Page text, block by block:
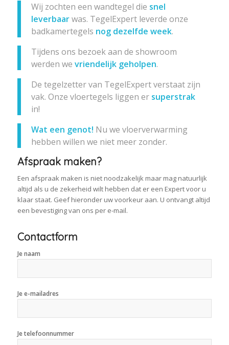
Wij zochten een wandtegel die snel
leverbaarwas. TegelExpert leverde onze
badkamertegels nog dezelfde week.
Tijdens ons bezoek aan de showroom
werden we vriendelijk geholpen.
De tegelzetter van TegelExpert verstaat zijn
vak. Onze vloertegels liggen er superstrak
in!
Wat een genot! Nu we vloerverwarming
hebben willen we niet meer zonder.
Afspraak maken?
Een afspraak maken is niet noodzakelijk maar mag natuurlijk
altijd als u de zekerheid wilt hebben dat er een Expert voor u
klaar staat. Geef hieronder uw voorkeur aan. U ontvangt altijd
een bevestiging van ons per e-mail.
Contactform
Je naam
Je e-mailadres
Je telefoonnummer